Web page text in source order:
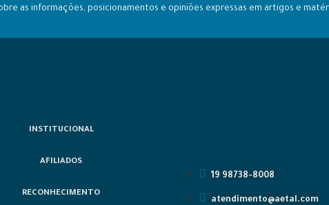
as informações, posicionamentos e opiniões expressas em artigos e
INSTITUCIONAL
AFILIADOS
RECONHECIMENTO
19 98738-8008
atendimento@aetal.com